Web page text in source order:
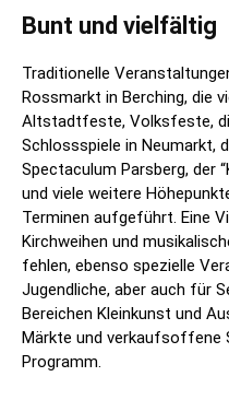
Bunt und vielfältig
Traditionelle
Rossmarkt in Berching, die
Altstadtfeste, Volksfeste,
Schlossspiele in Neumarkt,
Spectaculum Parsberg, der
und viele weitere
Terminen aufgeführt. Eine
Kirchweihen und
fehlen, ebenso spezielle
Jugendliche, aber auch für
Bereichen Kleinkunst und
Märkte und verkaufsoffene
Programm.